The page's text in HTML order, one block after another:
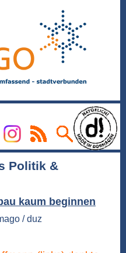
Politik &
kaum beginnen
/ duz